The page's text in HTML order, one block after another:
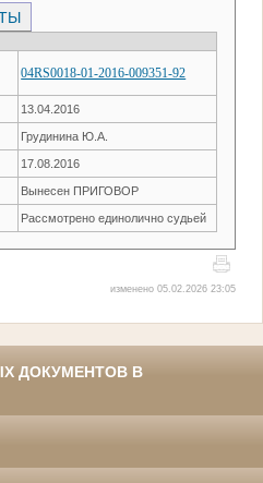
04RS0018-01-2016-009351-92
13.04.2016
Грудинина Ю.А.
17.08.2016
Вынесен ПРИГОВОР
Рассмотрено единолично судьей
изменено 05.02.2026 23:05
ДОКУМЕНТОВ В